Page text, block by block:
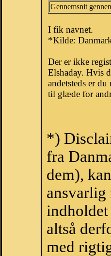
Gennemsnit
I fik navnet.
*Kilde:
Der er ikke
Elshaday. Hvis
andetsteds er
til glæde for
*)
fra
dem),
altså
med